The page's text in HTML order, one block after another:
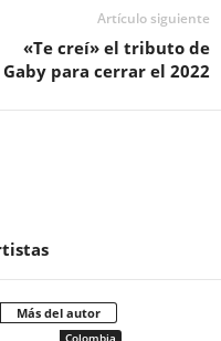
Artículo siguiente
«Te creí» el tributo de
Gaby para cerrar el 2022
Más del autor
Colombia